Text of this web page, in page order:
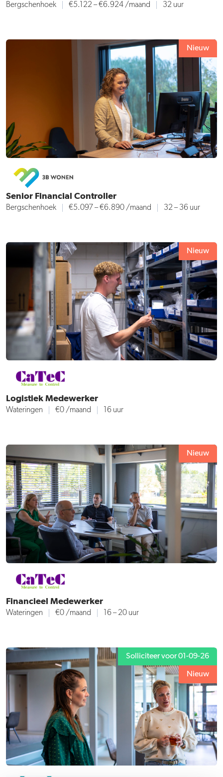
Bergschenhoek €5.122 – €6.924 /maand 32 uur
Nieuw
Senior Financial Controller
Bergschenhoek €5.097 – €6.890 /maand 32 – 36 uur
Nieuw
Logistiek Medewerker
Wateringen €0 /maand 16 uur
Nieuw
Financieel Medewerker
Wateringen €0 /maand 16 – 20 uur
Solliciteer voor 01-09-26
Nieuw